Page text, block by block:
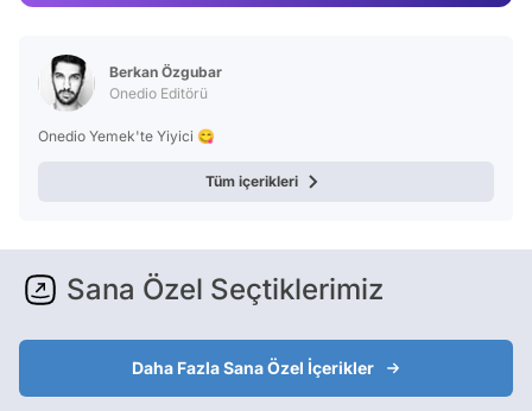
Berkan Özgubar
Onedio Editörü
Onedio Yemek'te Yiyici 😋
Tüm içerikleri
Sana Özel Seçtiklerimiz
Daha Fazla Sana Özel İçerikler